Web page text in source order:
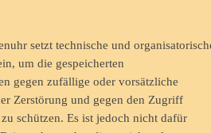
setzt technische und
um die gespeicherten
gegen zufällige oder vorsätzliche
Zerstörung und gegen den Zugriff
schützen. Es ist jedoch nicht dafür